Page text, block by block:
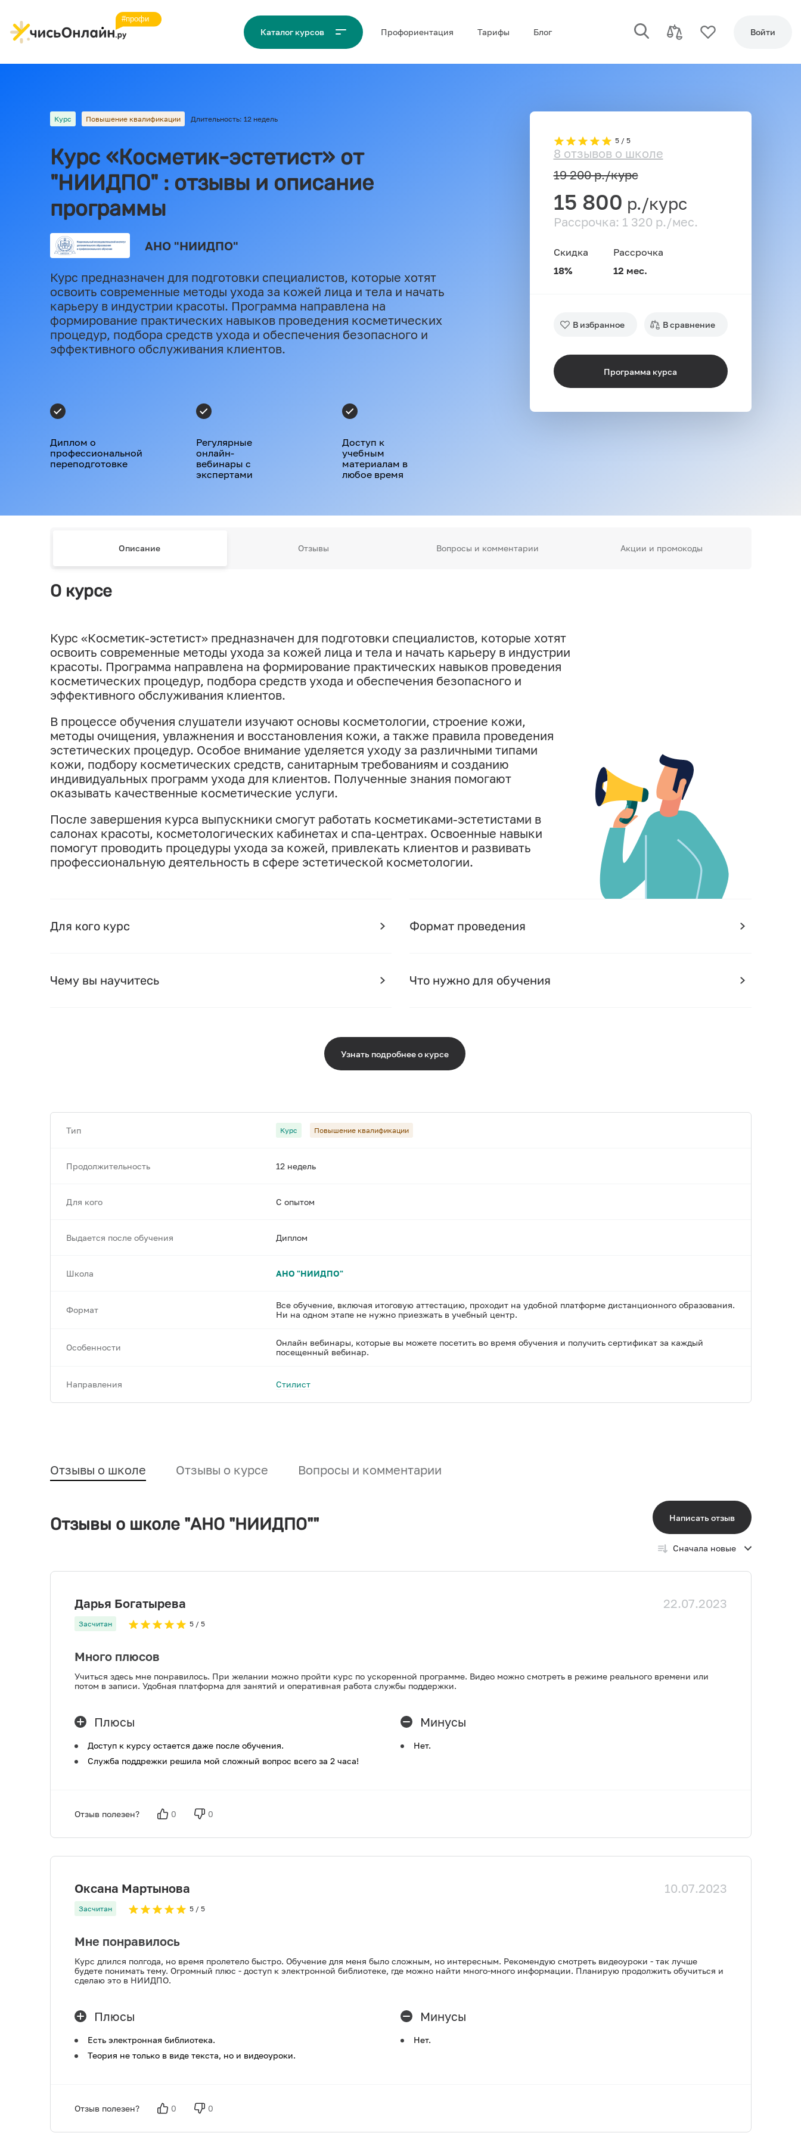
Каталог курсов Проф‌ориентация Тарифы Блог Войти
Курс Повышение квалификации Длительность: 12 недель
Курс «Косметик-эстетист» от
"НИИДПО" : отзывы и описание
программы
АНО "НИИДПО"
Курс предназначен для подготовки специалистов, которые хотят
освоить современные методы ухода за кожей лица и тела и начать
карьеру в индустрии красоты. Программа направлена на
формирование практических навыков проведения косметических
процедур, подбора средств ухода и обеспечения безопасного и
эффективного обслуживания клиентов.
Диплом о
профессиональной
переподготовке
Регулярные
онлайн-
вебинары с
экспертами
Доступ к
учебным
материалам в
любое время
5 / 5
8 отзывов о школе
19 200р./курс
15 800 р./курс
Рассрочка: 1 320 р./мес.
Скидка
18%
Рассрочка
12 мес.
В избранное В сравнение
Программа курса
Описание Отзывы Вопросы и комментарии Акции и промокоды
О курсе
Курс «Косметик-эстетист» предназначен для подготовки специалистов, которые хотят
освоить современные методы ухода за кожей лица и тела и начать карьеру в индустрии
красоты. Программа направлена на формирование практических навыков проведения
косметических процедур, подбора средств ухода и обеспечения безопасного и
эффективного обслуживания клиентов.
В процессе обучения слушатели изучают основы косметологии, строение кожи,
методы очищения, увлажнения и восстановления кожи, а также правила проведения
эстетических процедур. Особое внимание уделяется уходу за различными типами
кожи, подбору косметических средств, санитарным требованиям и созданию
индивидуальных программ ухода для клиентов. Полученные знания помогают
оказывать качественные косметические услуги.
После завершения курса выпускники смогут работать косметиками-эстетистами в
салонах красоты, косметологических кабинетах и спа-центрах. Освоенные навыки
помогут проводить процедуры ухода за кожей, привлекать клиентов и развивать
профессиональную деятельность в сфере эстетической косметологии.
Для кого курс
Чему вы научитесь
Формат проведения
Что нужно для обучения
Узнать подробнее о курсе
Тип Курс Повышение квалификации
Продолжительность 12 недель
Для кого С опытом
Выдается после обучения Диплом
Школа АНО "НИИДПО"
Формат
Все обучение, включая итоговую аттестацию, проходит на удобной платформе дистанционного образования.
Ни на одном этапе не нужно приезжать в учебный центр.
Особенности
Онлайн вебинары, которые вы можете посетить во время обучения и получить сертификат за каждый
посещенный вебинар.
Направления Стилист
Отзывы о школе Отзывы о курсе Вопросы и комментарии
Отзывы о школе "АНО "НИИДПО"" Написать отзыв
Сначала новые
Дарья Богатырева 22.07.2023
Засчитан 5 / 5
Много плюсов
Учиться здесь мне понравилось. При желании можно пройти курс по ускоренной программе. Видео можно смотреть в режиме реального времени или
потом в записи. Удобная платформа для занятий и оперативная работа службы поддержки.
Плюсы
Доступ к курсу остается даже после обучения.
Служба поддрежки решила мой сложный вопрос всего за 2 часа!
Минусы
Нет.
Отзыв полезен? 0 0
Оксана Мартынова 10.07.2023
Засчитан 5 / 5
Мне понравилось
Курс длился полгода, но время пролетело быстро. Обучение для меня было сложным, но интересным. Рекомендую смотреть видеоуроки - так лучше
будете понимать тему. Огромный плюс - доступ к электронной библиотеке, где можно найти много-много информации. Планирую продолжить обучиться и
сделаю это в НИИДПО.
Плюсы
Есть электронная библиотека.
Теория не только в виде текста, но и видеоуроки.
Минусы
Нет.
Отзыв полезен? 0 0